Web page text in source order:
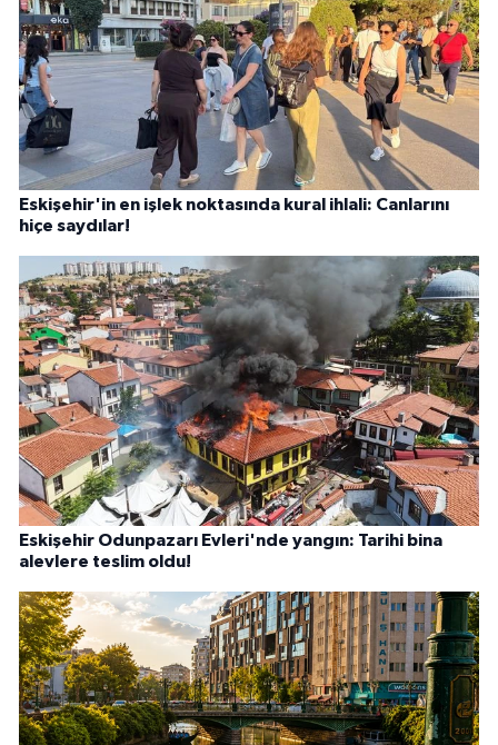
Eskişehir'in en işlek noktasında kural ihlali: Canlarını
hiçe saydılar!
Eskişehir Odunpazarı Evleri'nde yangın: Tarihi bina
alevlere teslim oldu!